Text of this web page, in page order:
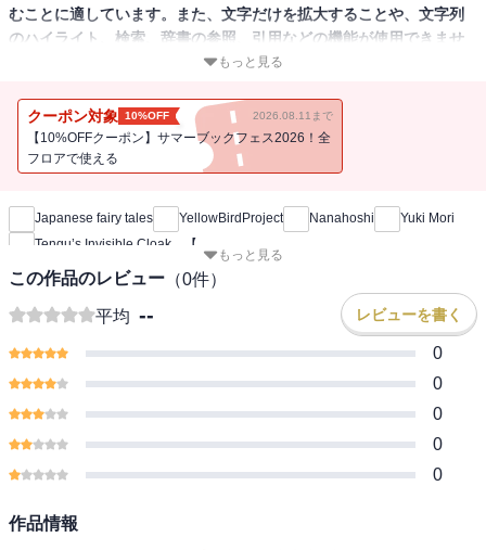
むことに適しています。また、文字だけを拡大することや、文字列
のハイライト、検索、辞書の参照、引用などの機能が使用できませ
Tengu's invisible cloak is a mysterious, magical cloak that gives the
wearer invisibility. One day, a mischievous boy received the invisible
cloak and it led to quite a lot of trouble. Let's find out what he did
もっと見る
クーポン対象 10%OFF 2026.08.11まで
【10%OFFクーポン】サマーブックフェス2026！全
フロアで使える
新刊通知
Japanese fairy tales YellowBirdProject Nanahoshi
Yuki Mori
Tengu’s Invisible Cloak 【
もっと見る
この作品のレビュー （0件）
平均 -- レビューを書く
0
0
0
0
0
作品情報